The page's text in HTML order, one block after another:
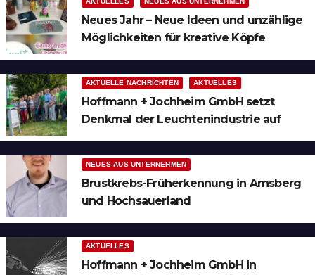
Neues Jahr – Neue Ideen und unzählige
Möglichkeiten für kreative Köpfe
AKTUELLE NACHRICHTEN AKTUELLES
Hoffmann + Jochheim GmbH setzt
Denkmal der Leuchtenindustrie auf
NEUES AUS UNTERNEHMEN
Brustkrebs-Früherkennung in Arnsberg
und Hochsauerland
AKTUELLES
Hoffmann + Jochheim GmbH in